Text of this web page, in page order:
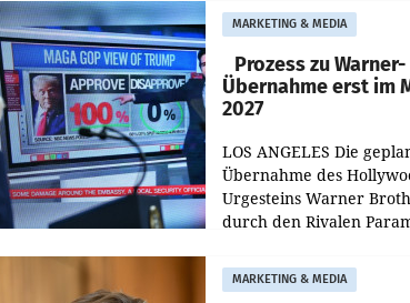
„Kulturmatinee“. Die
startet mit der
„20 Jahre Grafenegg
MARKETING & MEDIA
Prozess zu Warner-
Übernahme erst im
2027
LOS ANGELES Die
Übernahme des
Urgesteins Warner
durch den Rivalen
Schwebe bleiben. Eine
Richterin setzte den
MARKETING & MEDIA